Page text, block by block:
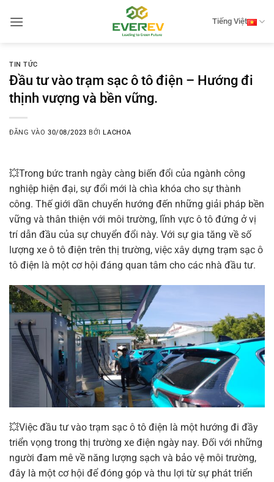
qua
Tiếng Việt
TIN TỨC
Đầu tư vào trạm sạc ô tô điện – Hướng đi
thịnh vượng và bền vững.
ĐĂNG VÀO30/08/2023 BỞILACHOA
💥Trong bức tranh ngày càng biến đổi của ngành công
nghiệp hiện đại, sự đổi mới là chìa khóa cho sự thành
công. Thế giới dần chuyển hướng đến những giải pháp bền
vững và thân thiện với môi trường, lĩnh vực ô tô đứng ở vị
trí dẫn đầu của sự chuyển đổi này. Với sự gia tăng về số
lượng xe ô tô điện trên thị trường, việc xây dựng trạm sạc ô
tô điện là một cơ hội đáng quan tâm cho các nhà đầu tư.
💥Việc đầu tư vào trạm sạc ô tô điện là một hướng đi đầy
triển vọng trong thị trường xe điện ngày nay. Đối với những
người đam mê về năng lượng sạch và bảo vệ môi trường,
đây là một cơ hội để đóng góp và thu lợi từ sự phát triển